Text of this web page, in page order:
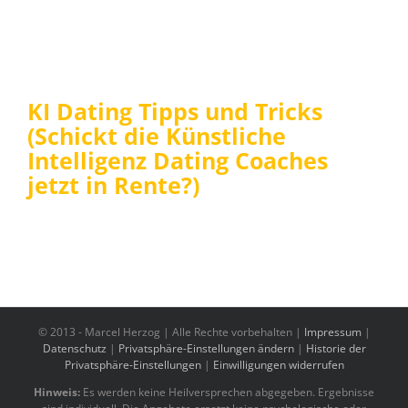
KI Dating Tipps und Tricks
(Schickt die Künstliche
Intelligenz Dating Coaches
jetzt in Rente?)
© 2013 - Marcel Herzog | Alle Rechte vorbehalten | Impressum |
Datenschutz | Privatsphäre-Einstellungen ändern| Historie der
Privatsphäre-Einstellungen| Einwilligungen widerrufen
Hinweis: Es werden keine Heilversprechen abgegeben. Ergebnisse